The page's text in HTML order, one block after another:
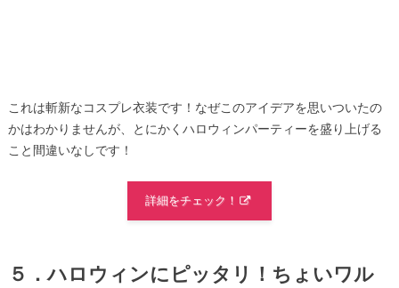
これは斬新なコスプレ衣装です！なぜこのアイデアを思いついたの
かはわかりませんが、とにかくハロウィンパーティーを盛り上げる
こと間違いなしです！
詳細をチェック！
５．ハロウィンにピッタリ！ちょいワル